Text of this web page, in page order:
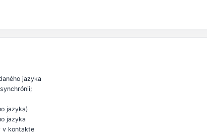
jazyka
jazyka)
jazyka
v kontakte